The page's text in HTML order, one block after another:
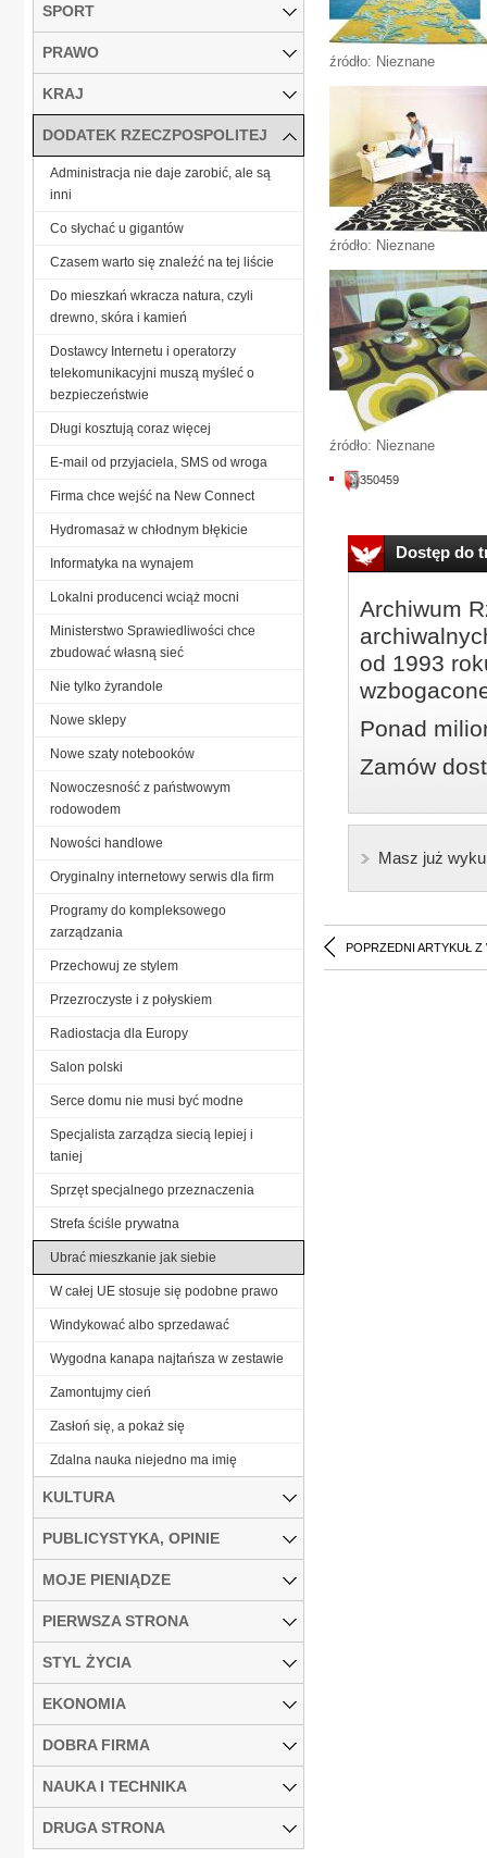
źródło: Nieznane
źródło: Nieznane
źródło: Nieznane
350459
Dostęp do
Archiwum
od 1993
Ponad
Zamów
Masz już
POPRZEDNI ARTYKUŁ Z
SPORT
PRAWO
KRAJ
DODATEK RZECZPOSPOLITEJ
Administracja nie daje zarobić, ale są
inni
Co słychać u gigantów
Czasem warto się znaleźć na tej liście
Do mieszkań wkracza natura, czyli
drewno, skóra i kamień
Dostawcy Internetu i operatorzy
telekomunikacyjni muszą myśleć o
bezpieczeństwie
Długi kosztują coraz więcej
E-mail od przyjaciela, SMS od wroga
Firma chce wejść na New Connect
Hydromasaż w chłodnym błękicie
Informatyka na wynajem
Lokalni producenci wciąż mocni
Ministerstwo Sprawiedliwości chce
zbudować własną sieć
Nie tylko żyrandole
Nowe sklepy
Nowe szaty notebooków
Nowoczesność z państwowym
rodowodem
Nowości handlowe
Oryginalny internetowy serwis dla firm
Programy do kompleksowego
zarządzania
Przechowuj ze stylem
Przezroczyste i z połyskiem
Radiostacja dla Europy
Salon polski
Serce domu nie musi być modne
Specjalista zarządza siecią lepiej i
taniej
Sprzęt specjalnego przeznaczenia
Strefa ściśle prywatna
Ubrać mieszkanie jak siebie
W całej UE stosuje się podobne prawo
Windykować albo sprzedawać
Wygodna kanapa najtańsza w zestawie
Zamontujmy cień
Zasłoń się, a pokaż się
Zdalna nauka niejedno ma imię
KULTURA
PUBLICYSTYKA, OPINIE
MOJE PIENIĄDZE
PIERWSZA STRONA
STYL ŻYCIA
EKONOMIA
DOBRA FIRMA
NAUKA I TECHNIKA
DRUGA STRONA